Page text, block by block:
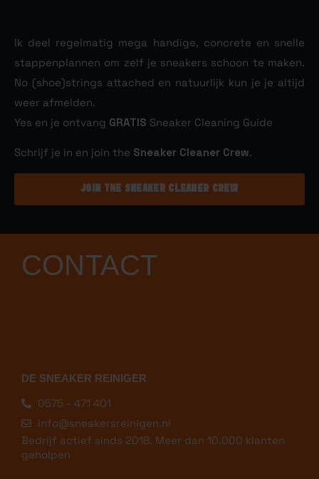
Ik deel regelmatig mega handige, concrete en snelle
stappenplannen om zelf je sneakers schoon te maken.
No (shoe)strings attached en natuurlijk kun je je altijd
weer afmelden.
Yes en je ontvang GRATIS Sneaker Cleaning Guide
Schrijf je in en join the Sneaker Cleaner Crew.
JOIN THE SNEAKER CLEANER CREW
CONTACT
DE SNEAKER REINIGER
0575 - 471 401
info@sneakersreinigen.nl
Bedrijf actief sinds 2018. Meer dan 10.000 klanten
geholpen